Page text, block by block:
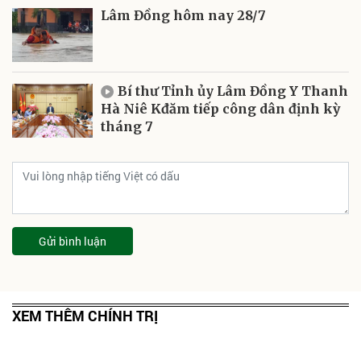
Lâm Đồng hôm nay 28/7
Bí thư Tỉnh ủy Lâm Đồng Y Thanh
Hà Niê Kđăm tiếp công dân định kỳ
tháng 7
Gửi bình luận
XEM THÊM CHÍNH TRỊ